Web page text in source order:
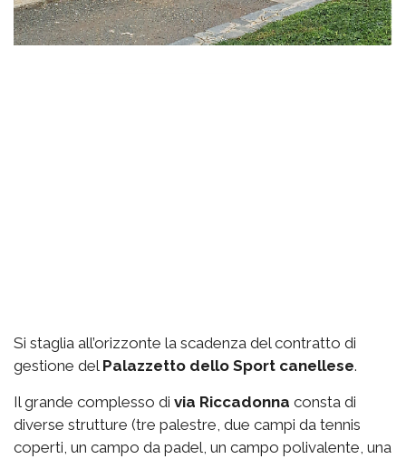
Si staglia all’orizzonte la scadenza del contratto di
gestione del Palazzetto dello Sport canellese.
Il grande complesso di via Riccadonna consta di
diverse strutture (tre palestre, due campi da tennis
coperti, un campo da padel, un campo polivalente, una